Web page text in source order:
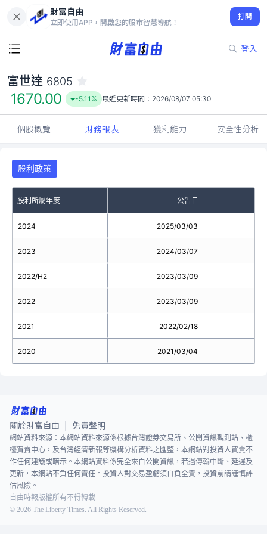
財富自由
立即使用APP，開啟您的股市智慧導航！
打開
登入
1670.00
-5.11%
富世達 6805
1670.00 -5.11% 最近更新時間： 2026/08/07 05:30
個股概覽 財務報表 獲利能力 安全性分析
股利政策
股利所屬年度 公告日
2024
2023
2022/H2
2022
2021
2020
2025/03/03
2024/03/07
2023/03/09
2023/03/09
2022/02/18
2021/03/04
關於財富自由 免責聲明
網站資料來源：本網站資料來源係根據台灣證券交易所、公開資訊觀測站、櫃
檯買賣中心，及台灣經濟新報等機構分析資料之匯整，本網站對投資人買賣不
作任何建議或暗示。本網站資料係完全來自公開資訊，若遇傳輸中斷、延遲及
更新，本網站不負任何責任。投資人對交易盈虧須自負全責，投資前請謹慎評
估風險。
自由時報版權所有不得轉載
© 2026 The Liberty Times. All Rights Reserved.